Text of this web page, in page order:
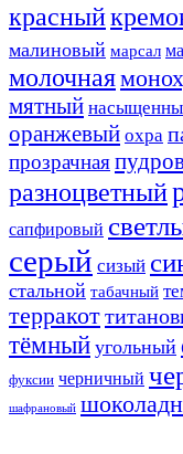
красный
малиновый марсал
молочная
мятный
оранжевый охра
прозрачная
разноцветный
сапфировый
серый сизый
стальной табачный
терракот
тёмный угольный
фуксии черничный
шафрановый